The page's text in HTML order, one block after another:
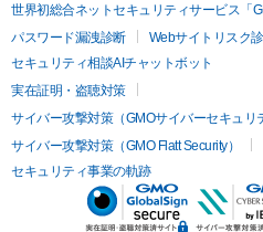
世界初総合ネットセキュリティサービス「
パスワード漏洩診断
Webサイトリスク
セキュリティ相談AIチャットボット
実在証明・盗聴対策
サイバー攻撃対策（GMOサイバーセキュリ
サイバー攻撃対策（GMO Flatt Security）
セキュリティ事業の軌跡